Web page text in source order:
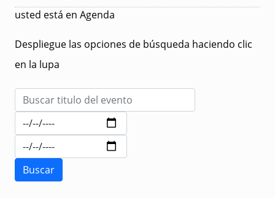
usted está en Agenda
Despliegue las opciones de búsqueda haciendo clic
en la lupa